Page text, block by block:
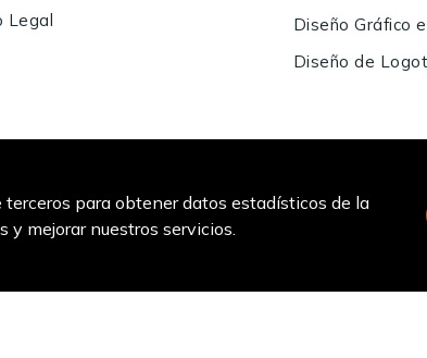
Legal
Diseño Gráfico
Diseño de
para obtener datos estadísticos de la
y mejorar nuestros servicios.